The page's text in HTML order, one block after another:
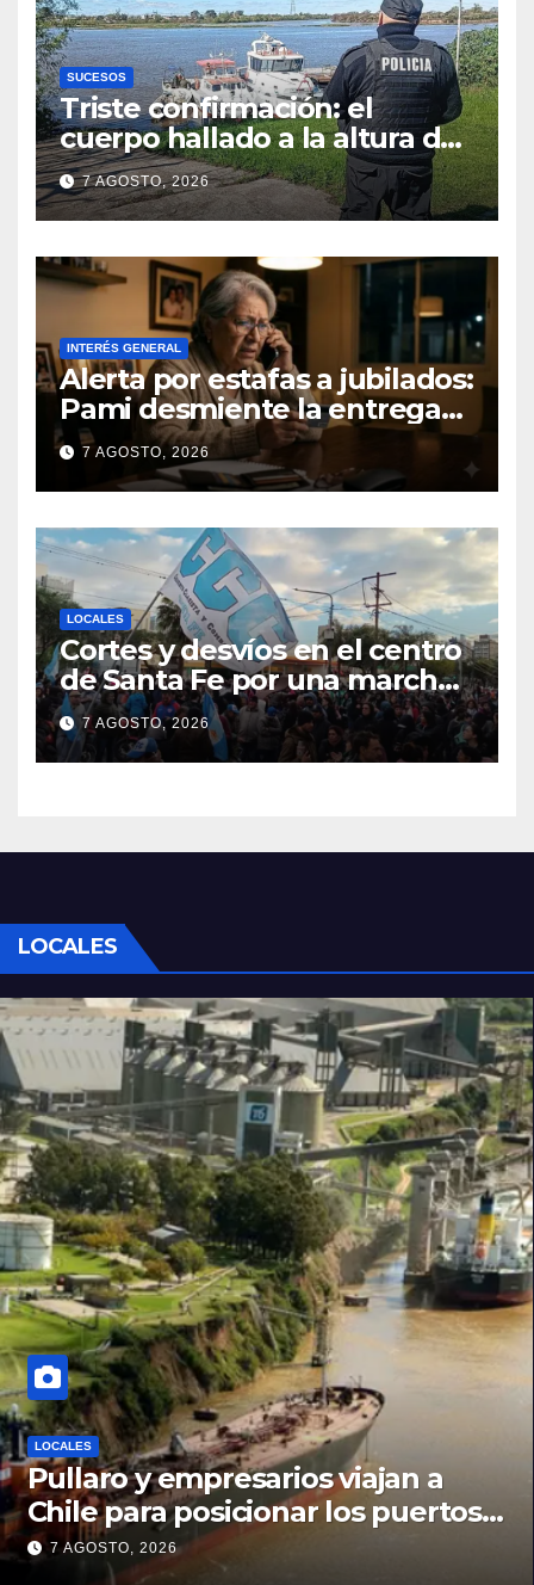
SUCESOS
Triste confirmación: el
cuerpo hallado a la altura del
club Náutico Sur es el de
Fernando Cappi, el
kitesurfista buscado
intensamente
7 AGOSTO, 2026
INTERÉS GENERAL
Alerta por estafas a jubilados:
Pami desmiente la entrega
gratuita de computadoras
7 AGOSTO, 2026
LOCALES
Cortes y desvíos en el centro
de Santa Fe por una marcha
de organizaciones sociales y
sindicales
7 AGOSTO, 2026
LOCALES
LOCALES
Pullaro y empresarios viajan a
Chile para posicionar los puertos
del sur de Santa Fe como salida
7 AGOSTO, 2026